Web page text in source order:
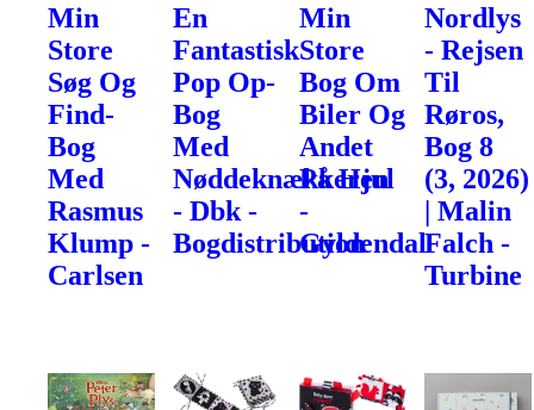
Min
Store
Søg Og
Find-
Bog
Med
Rasmus
Klump -
Carlsen
En
Fantastisk
Pop Op-
Bog
Med
Nøddeknækkeren
- Dbk -
Bogdistribution
Min
Store
Bog Om
Biler Og
Andet
På Hjul
-
Gyldendal
Nordlys
- Rejsen
Til
Røros,
Bog 8
(3, 2026)
| Malin
Falch -
Turbine